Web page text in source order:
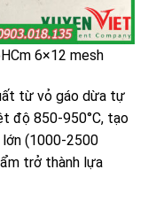
6×12 mesh
từ vỏ gáo dừa tự
độ 850-950°C, tạo
(1000-2500
trở thành lựa